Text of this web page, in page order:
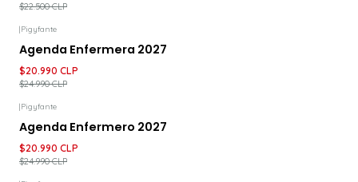
$22.500 CLP
DESCUENTO
|Pigyfante
Agenda Enfermera 2027
$20.990 CLP
$24.990 CLP
DESCUENTO
|Pigyfante
Agenda Enfermero 2027
$20.990 CLP
$24.990 CLP